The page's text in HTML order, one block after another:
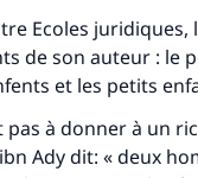
Ecoles
de son auteur : le
et les petits
pas à donner à un
Ady dit: « deux